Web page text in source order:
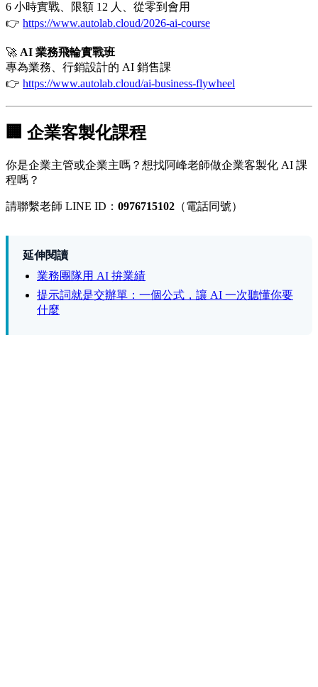
6 小時實戰、限額 12 人、從零到會用
👉 https://www.autolab.cloud/2026-ai-course
🚀 AI 業務飛輪實戰班
專為業務、行銷設計的 AI 銷售課
👉 https://www.autolab.cloud/ai-business-flywheel
🏢 企業客製化課程
你是企業主管或企業主嗎？想找阿峰老師做企業客製化 AI 課
程嗎？
請聯繫老師 LINE ID： 0976715102 （電話同號）
延伸閱讀
業務團隊用 AI 拚業績
提示詞就是交辦單：一個公式，讓 AI 一次聽懂你要
什麼